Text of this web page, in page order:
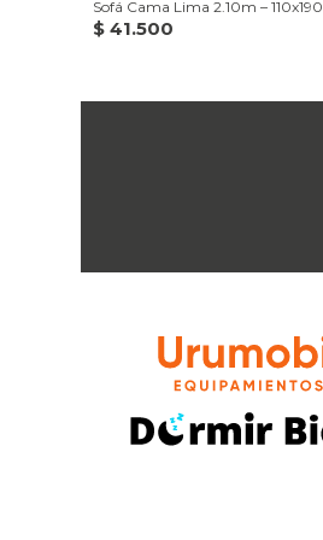
Sofá Cama Lima 2.10m – 110x190
$ 41.500